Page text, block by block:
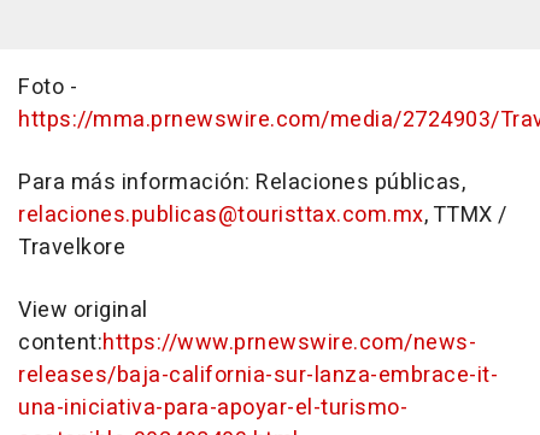
Foto -
https://mma.prnewswire.com/media/2724903/
Para más información: Relaciones públicas,
relaciones.publicas@touristtax.com.mx, TTMX /
Travelkore
View original
content:https://www.prnewswire.com/news-
releases/baja-california-sur-lanza-embrace-it-
una-iniciativa-para-apoyar-el-turismo-